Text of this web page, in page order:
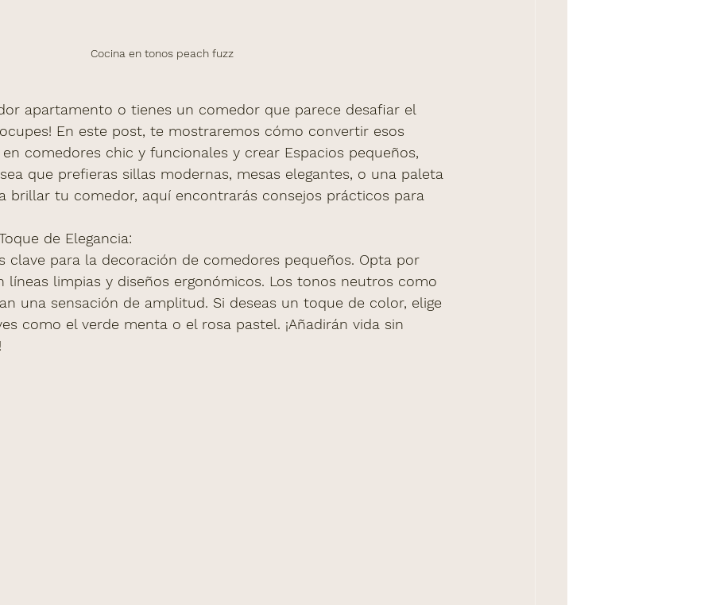
Cocina en tonos peach fuzz
apartamento o tienes un comedor que parece desafiar el
En este post, te mostraremos cómo convertir esos
comedores chic y funcionales y crear Espacios pequeños,
que prefieras sillas modernas, mesas elegantes, o una paleta
brillar tu comedor, aquí encontrarás consejos prácticos para
de Elegancia:
clave para la decoración de comedores pequeños. Opta por
líneas limpias y diseños ergonómicos. Los tonos neutros como
una sensación de amplitud. Si deseas un toque de color, elige
como el verde menta o el rosa pastel. ¡Añadirán vida sin